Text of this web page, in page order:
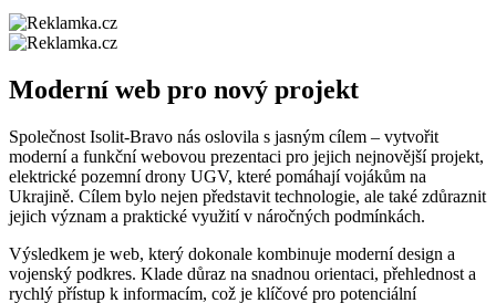
Moderní web pro nový projekt
Společnost Isolit-Bravo nás oslovila s jasným cílem – vytvořit
moderní a funkční webovou prezentaci pro jejich nejnovější projekt,
elektrické pozemní drony UGV, které pomáhají vojákům na
Ukrajině. Cílem bylo nejen představit technologie, ale také zdůraznit
jejich význam a praktické využití v náročných podmínkách.
Výsledkem je web, který dokonale kombinuje moderní design a
vojenský podkres. Klade důraz na snadnou orientaci, přehlednost a
rychlý přístup k informacím, což je klíčové pro potenciální